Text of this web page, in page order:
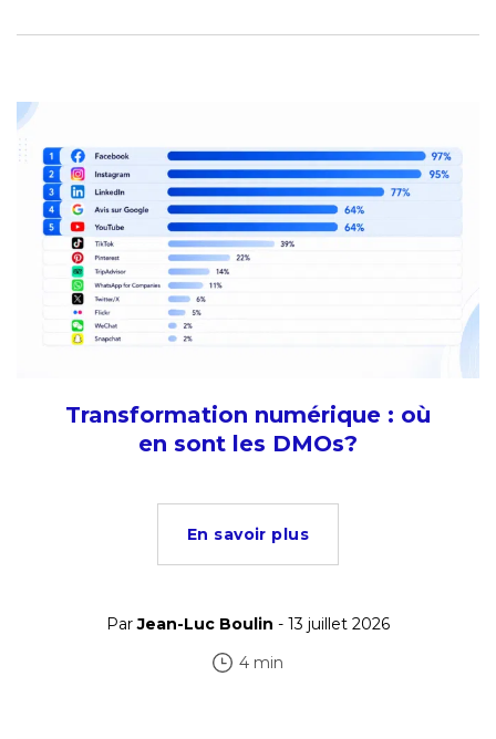
Transformation numérique : où
en sont les DMOs?
En savoir plus
ParJean-Luc Boulin - 13 juillet 2026
4 min